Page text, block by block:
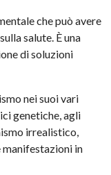
che può avere
salute. È una
di soluzioni
nei suoi vari
genetiche, agli
irrealistico,
manifestazioni in